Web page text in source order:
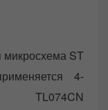
микросхема ST
4-
TL074CN